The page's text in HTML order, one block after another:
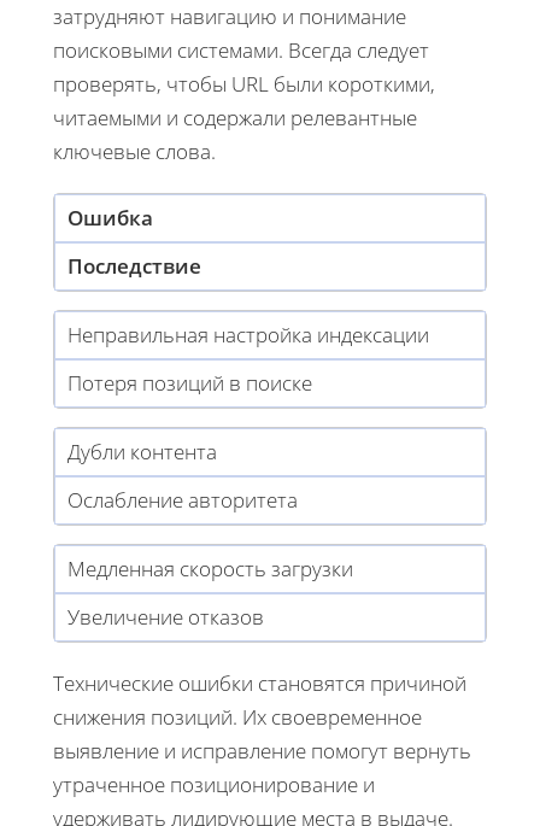
затрудняют навигацию и понимание
поисковыми системами. Всегда следует
проверять, чтобы URL были короткими,
читаемыми и содержали релевантные
ключевые слова.
Ошибка
Последствие
Неправильная настройка индексации
Потеря позиций в поиске
Дубли контента
Ослабление авторитета
Медленная скорость загрузки
Увеличение отказов
Технические ошибки становятся причиной
снижения позиций. Их своевременное
выявление и исправление помогут вернуть
утраченное позиционирование и
удерживать лидирующие места в выдаче.